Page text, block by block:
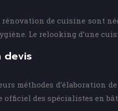
rénovation de cuisine sont
Le relooking d’une
devis
méthodes d’élaboration
officiel des spécialistes en